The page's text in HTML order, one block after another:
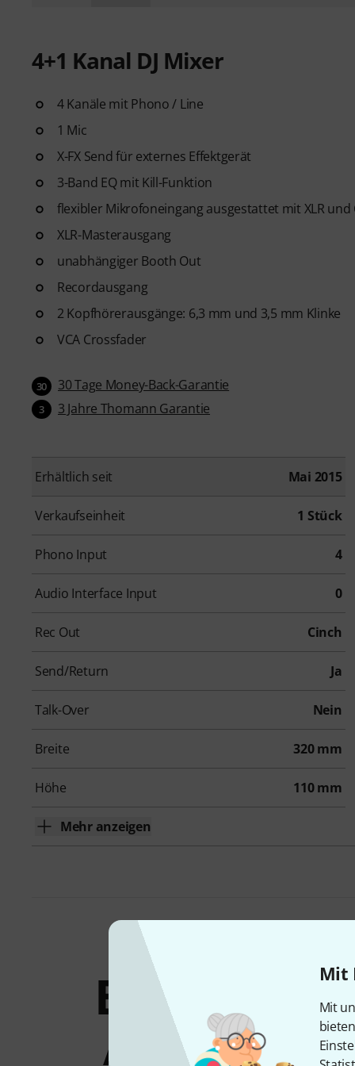
Mit
Mit
4+1 Kanal DJ Mixer
4 Kanäle mit Phono / Line
1 Mic
X-FX Send für externes Effektgerät
3-Band EQ mit Kill-Funktion
flexibler Mikrofoneingang ausgestattet mit XLR
XLR-Masterausgang
unabhängiger Booth Out
Recordausgang
2 Kopfhörerausgänge: 6,3 mm und 3,5 mm Klinke
VCA Crossfader
30 30 Tage Money-Back-Garantie
3 3 Jahre Thomann Garantie
Erhältlich seit Mai 2015
Verkaufseinheit 1 Stück
Phono Input 4
Audio Interface Input 0
Rec Out Cinch
Send/Return Ja
Talk-Over Nein
Breite 320 mm
Höhe 110 mm
Mehr anzeigen
Bundles &
Angebote